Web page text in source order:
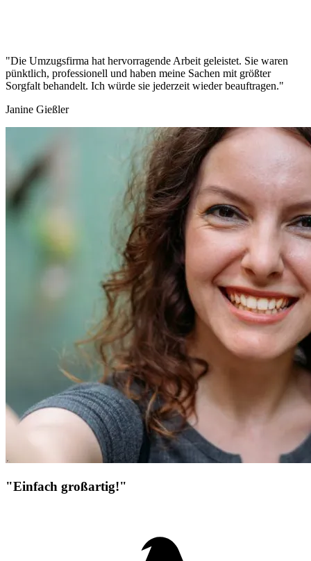
"Die Umzugsfirma hat hervorragende Arbeit geleistet. Sie waren
pünktlich, professionell und haben meine Sachen mit größter
Sorgfalt behandelt. Ich würde sie jederzeit wieder beauftragen."
Janine Gießler
"Einfach großartig!"